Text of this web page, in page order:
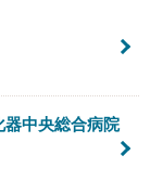
中央総合病院